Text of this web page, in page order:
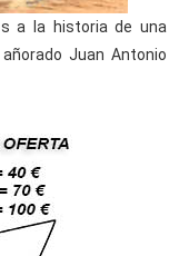
a la historia de una
Juan Antonio